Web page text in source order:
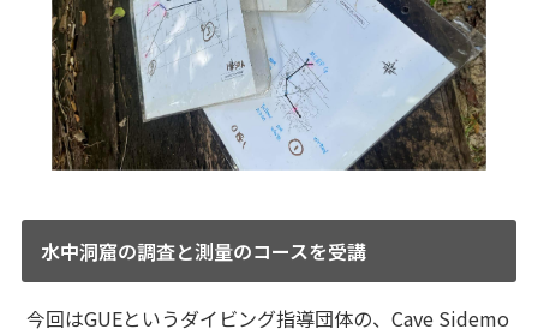
水中洞窟の調査と測量のコースを受講
今回はGUEというダイビング指導団体の、Cave Sidemo